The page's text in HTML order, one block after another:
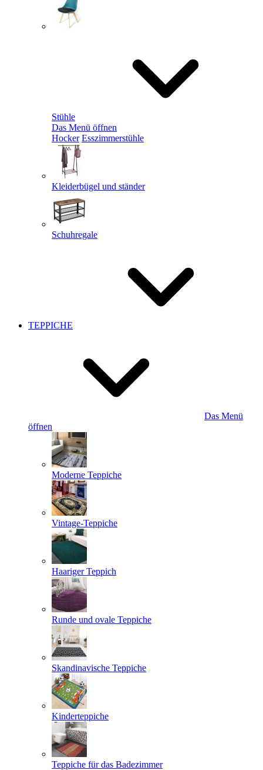
Stühle
Das Menü öffnen
Hocker Esszimmerstühle
Kleiderbügel und ständer
Schuhregale
TEPPICHE
Das Menü
öffnen
Moderne Teppiche
Vintage-Teppiche
Haariger Teppich
Runde und ovale Teppiche
Skandinavische Teppiche
Kinderteppiche
Teppiche für das Badezimmer